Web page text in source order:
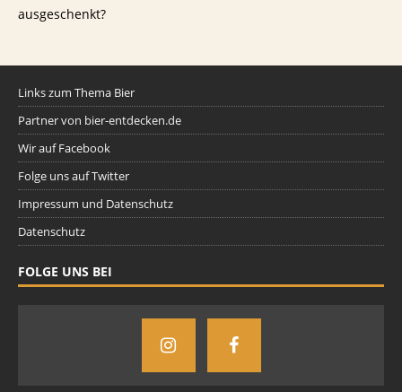
ausgeschenkt?
Links zum Thema Bier
Partner von bier-entdecken.de
Wir auf Facebook
Folge uns auf Twitter
Impressum und Datenschutz
Datenschutz
FOLGE UNS BEI